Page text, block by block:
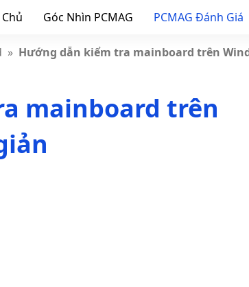
Góc Nhìn PCMAG PCMAG Đánh Giá
» Hướng dẫn kiểm tra mainboard trên
mainboard trên